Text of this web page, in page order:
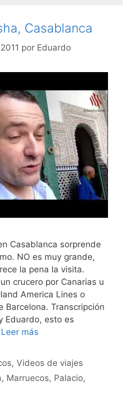
Casablanca
por Eduardo
Casablanca sorprende
NO es muy grande,
la pena la visita.
crucero por Canarias u
America Lines o
Barcelona. Transcripción
Eduardo, esto es
Leer más
,Videos de viajes
, Marruecos, Palacio,